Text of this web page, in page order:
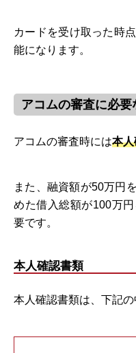
カードを受け取った時
能になります。
アコムの審査に必要
アコムの審査時には本
また、融資額が50万円
めた借入総額が100万
要です。
本人確認書類
本人確認書類は、下記の